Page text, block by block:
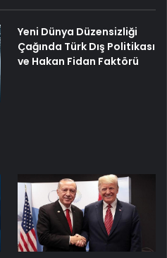
Yeni Dünya Düzensizliği
Çağında Türk Dış Politikası
ve Hakan Fidan Faktörü